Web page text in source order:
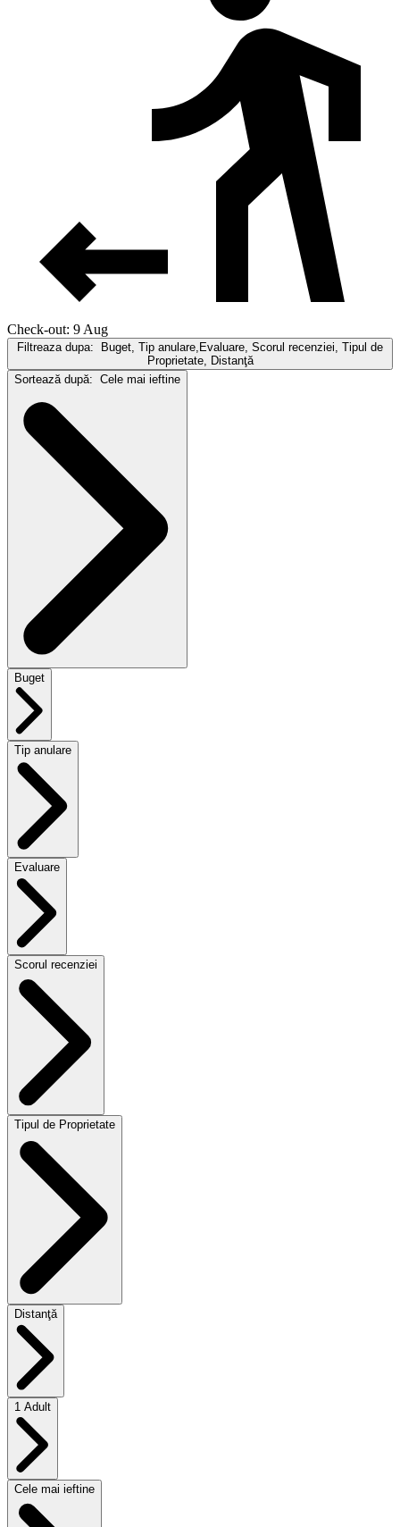
Check-out: 9 Aug
Filtreaza dupa:
Buget, Tip anulare,Evaluare, Scorul recenziei, Tipul de
Proprietate, Distanţă
Sortează după: Cele mai ieftine
Buget
Tip anulare
Evaluare
Scorul recenziei
Tipul de Proprietate
Distanţă
1 Adult
Cele mai ieftine